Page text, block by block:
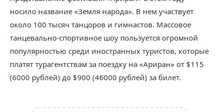
носило название «Земля народа». В нем участвует
около 100 тысяч танцоров и гимнастов. Массовое
танцевально-спортивное шоу пользуется огромной
популярностью среди иностранных туристов, которые
платят турагентствам за поездку на «Ариран» от $115
(6000 рублей) до $900 (46000 рублей) за билет.